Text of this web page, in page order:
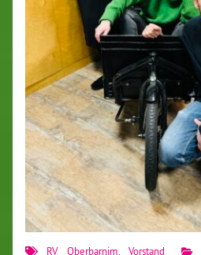
RV Oberbarnim ,Vorstand